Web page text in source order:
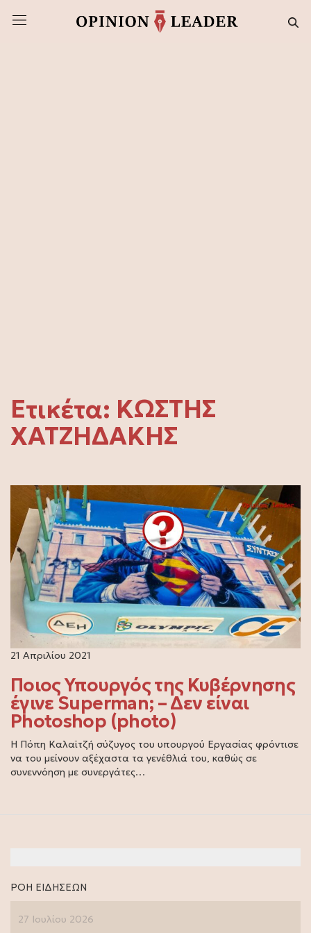
Ετικέτα: ΚΩΣΤΗΣ
ΧΑΤΖΗΔΑΚΗΣ
21 Απριλίου 2021
Ποιος Υπουργός της Κυβέρνησης
έγινε Superman; – Δεν είναι
Photoshop (photo)
Η Πόπη Καλαϊτζή σύζυγος του υπουργού Εργασίας φρόντισε
να του μείνουν αξέχαστα τα γενέθλιά του, καθώς σε
συνεννόηση με συνεργάτες…
ΡΟΗ ΕΙΔΗΣΕΩΝ
27 Ιουλίου 2026